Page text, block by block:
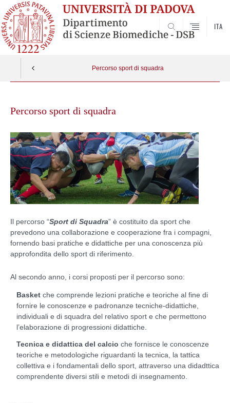
SEARCH
ITA
Percorso sport di squadra
contentPercorso sport di squadra
Il percorso “Sport di Squadra” è costituito da sport che
prevedono una collaborazione e cooperazione fra i compagni,
fornendo basi pratiche e didattiche per una conoscenza più
approfondita dello sport di riferimento.
Al secondo anno, i corsi proposti per il percorso sono:
Basket che comprende lezioni pratiche e teoriche al fine di
fornire le conoscenze e padronanze tecniche-didattiche,
individuali e di squadra del relativo sport e che permettono
l’elaborazione di progressioni didattiche.
Tecnica e didattica del calcio che fornisce le conoscenze
teoriche e metodologiche riguardanti la tecnica, la tattica
collettiva e i fondamentali dello sport, attraverso una didadttica
comprendente diversi stili e metodi di insegnamento.